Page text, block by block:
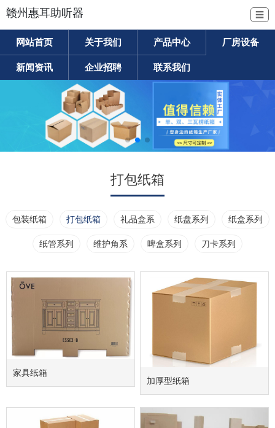
赣州惠耳助听器 ☰
网站首页 关于我们 产品中心 厂房设备
新闻资讯 企业招聘 联系我们
打包纸箱
包装纸箱 打包纸箱 礼品盒系 纸盘系列 纸盒系列
纸管系列 维护角系 啤盒系列 刀卡系列
家具纸箱
加厚型纸箱